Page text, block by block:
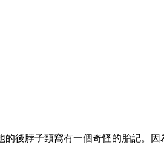
後脖子頸窩有一個奇怪的胎記。